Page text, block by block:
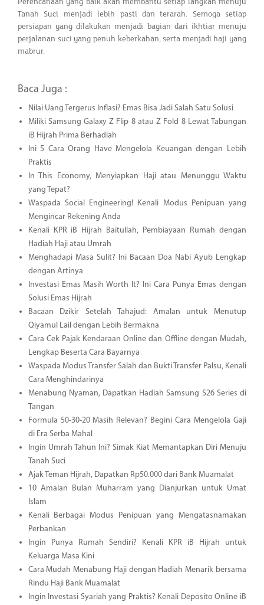
Tanah Suci menjadi lebih pasti dan terarah. Semoga setiap
persiapan yang dilakukan menjadi bagian dari ikhtiar menuju
perjalanan suci yang penuh keberkahan, serta menjadi haji yang
mabrur.
Baca Juga :
Nilai Uang Tergerus Inflasi? Emas Bisa Jadi Salah Satu Solusi
Miliki Samsung Galaxy Z Flip 8 atau Z Fold 8 Lewat Tabungan
iB Hijrah Prima Berhadiah
Ini 5 Cara Orang Have Mengelola Keuangan dengan Lebih
Praktis
In This Economy, Menyiapkan Haji atau Menunggu Waktu
yang Tepat?
Waspada Social Engineering! Kenali Modus Penipuan yang
Mengincar Rekening Anda
Kenali KPR iB Hijrah Baitullah, Pembiayaan Rumah dengan
Hadiah Haji atau Umrah
Menghadapi Masa Sulit? Ini Bacaan Doa Nabi Ayub Lengkap
dengan Artinya
Investasi Emas Masih Worth It? Ini Cara Punya Emas dengan
Solusi Emas Hijrah
Bacaan Dzikir Setelah Tahajud: Amalan untuk Menutup
Qiyamul Lail dengan Lebih Bermakna
Cara Cek Pajak Kendaraan Online dan Offline dengan Mudah,
Lengkap Beserta Cara Bayarnya
Waspada Modus Transfer Salah dan Bukti Transfer Palsu, Kenali
Cara Menghindarinya
Menabung Nyaman, Dapatkan Hadiah Samsung S26 Series di
Tangan
Formula 50-30-20 Masih Relevan? Begini Cara Mengelola Gaji
di Era Serba Mahal
Ingin Umrah Tahun Ini? Simak Kiat Memantapkan Diri Menuju
Tanah Suci
Ajak Teman Hijrah, Dapatkan Rp50.000 dari Bank Muamalat
10 Amalan Bulan Muharram yang Dianjurkan untuk Umat
Islam
Kenali Berbagai Modus Penipuan yang Mengatasnamakan
Perbankan
Ingin Punya Rumah Sendiri? Kenali KPR iB Hijrah untuk
Keluarga Masa Kini
Cara Mudah Menabung Haji dengan Hadiah Menarik bersama
Rindu Haji Bank Muamalat
Ingin Investasi Syariah yang Praktis? Kenali Deposito Online iB